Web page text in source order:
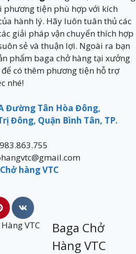
phương tiện phù hợp với kích
hành lý. Hãy luôn tuân thủ các
giải pháp vận chuyển thích hợp
sẻ và thuận lợi. Ngoài ra bạn
phẩm baga chở hàng tại xưởng
để có thêm phương tiện hỗ trợ
nhé!
Đường Tân Hòa Đông,
Đông, Quận Bình Tân, TP.
hàng VTC
Baga Chở
Hàng VTC